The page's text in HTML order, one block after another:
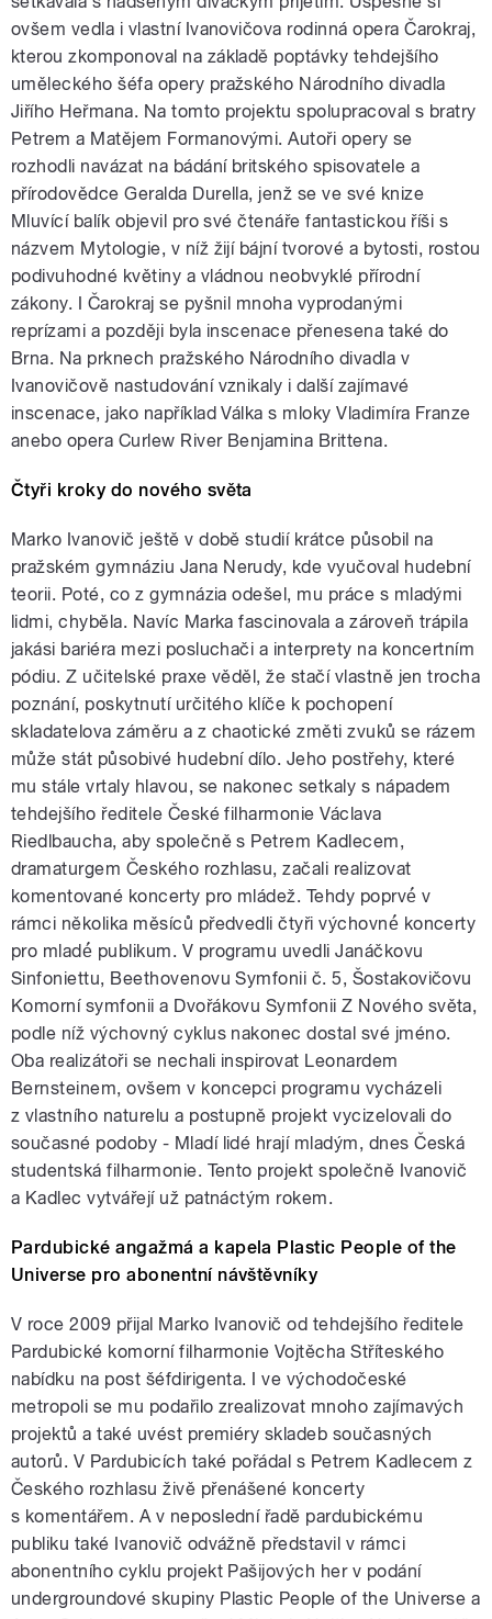
ovšem vedla i vlastní Ivanovičova rodinná opera Čarokraj,
kterou zkomponoval na základě poptávky tehdejšího
uměleckého šéfa opery pražského Národního divadla
Jiřího Heřmana. Na tomto projektu spolupracoval s bratry
Petrem a Matějem Formanovými. Autoři opery se
rozhodli navázat na bádání britského spisovatele a
přírodovědce Geralda Durella, jenž se ve své knize
Mluvící balík objevil pro své čtenáře fantastickou říši s
názvem Mytologie, v níž žijí bájní tvorové a bytosti, rostou
podivuhodné květiny a vládnou neobvyklé přírodní
zákony. I Čarokraj se pyšnil mnoha vyprodanými
reprízami a později byla inscenace přenesena také do
Brna. Na prknech pražského Národního divadla v
Ivanovičově nastudování vznikaly i další zajímavé
inscenace, jako například Válka s mloky Vladimíra Franze
anebo opera Curlew River Benjamina Brittena.
Čtyři kroky do nového světa
Marko Ivanovič ještě v době studií krátce působil na
pražském gymnáziu Jana Nerudy, kde vyučoval hudební
teorii. Poté, co z gymnázia odešel, mu práce s mladými
lidmi, chyběla. Navíc Marka fascinovala a zároveň trápila
jakási bariéra mezi posluchači a interprety na koncertním
pódiu. Z učitelské praxe věděl, že stačí vlastně jen trocha
poznání, poskytnutí určitého klíče k pochopení
skladatelova záměru a z chaotické změti zvuků se rázem
může stát působivé hudební dílo. Jeho postřehy, které
mu stále vrtaly hlavou, se nakonec setkaly s nápadem
tehdejšího ředitele České filharmonie Václava
Riedlbaucha, aby společně s Petrem Kadlecem,
dramaturgem Českého rozhlasu, začali realizovat
komentované koncerty pro mládež. Tehdy poprvé́ v
rámci několika měsíců předvedli čtyři výchovné́ koncerty
pro mladé́ publikum. V programu uvedli Janáčkovu
Sinfoniettu, Beethovenovu Symfonii č. 5, Šostakovičovu
Komorní symfonii a Dvořákovu Symfonii Z Nového světa,
podle níž výchovný cyklus nakonec dostal své jméno.
Oba realizátoři se nechali inspirovat Leonardem
Bernsteinem, ovšem v koncepci programu vycházeli
z vlastního naturelu a postupně projekt vycizelovali do
současné podoby - Mladí lidé hrají mladým, dnes Česká
studentská filharmonie. Tento projekt společně Ivanovič
a Kadlec vytvářejí už patnáctým rokem.
Pardubické angažmá a kapela Plastic People of the
Universe pro abonentní návštěvníky
V roce 2009 přijal Marko Ivanovič od tehdejšího ředitele
Pardubické komorní filharmonie Vojtěcha Stříteského
nabídku na post šéfdirigenta. I ve východočeské
metropoli se mu podařilo zrealizovat mnoho zajímavých
projektů a také uvést premiéry skladeb současných
autorů. V Pardubicích také pořádal s Petrem Kadlecem z
Českého rozhlasu živě přenášené koncerty
s komentářem. A v neposlední řadě pardubickému
publiku také Ivanovič odvážně představil v rámci
abonentního cyklu projekt Pašijových her v podání
undergroundové skupiny Plastic People of the Universe a